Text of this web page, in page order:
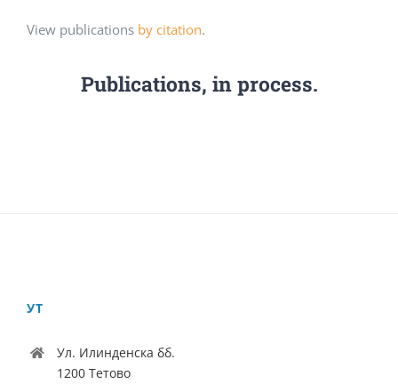
View publications by citation.
Publications, in process.
УТ
Ул. Илинденска бб.
1200 Тетово